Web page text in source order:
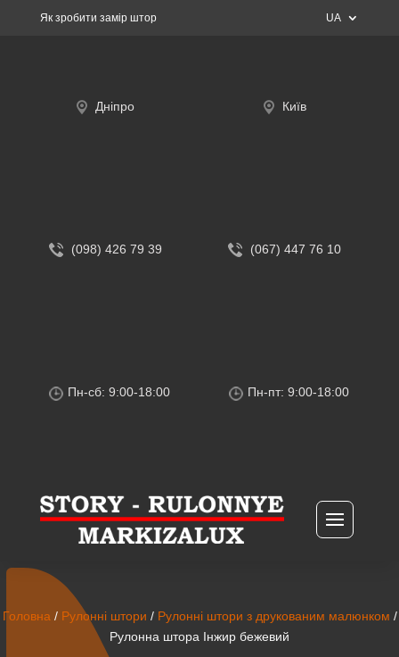
Як зробити замір штор UA
Дніпро
(098) 426 79 39
Пн-сб: 9:00-18:00
Київ
(067) 447 76 10
Пн-пт: 9:00-18:00
Головна / Рулонні штори / Рулонні штори з друкованим малюнком /
Рулонна штора Інжир бежевий